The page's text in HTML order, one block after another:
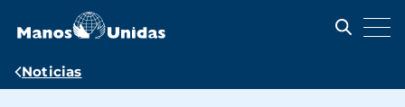
contenido
Ruta
Noticias